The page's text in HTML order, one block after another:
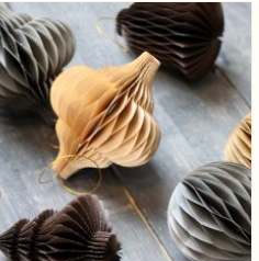
View larger image